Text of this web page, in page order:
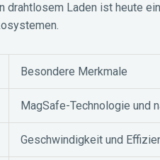
drahtlosem Laden ist heute
Besondere Merkmale
MagSafe-Technologie und
Geschwindigkeit und